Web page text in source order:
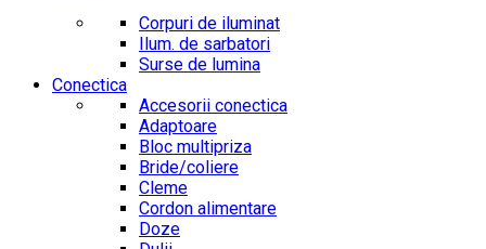
Corpuri de iluminat
Ilum. de sarbatori
Surse de lumina
Conectica
Accesorii conectica
Adaptoare
Bloc multipriza
Bride/coliere
Cleme
Cordon alimentare
Doze